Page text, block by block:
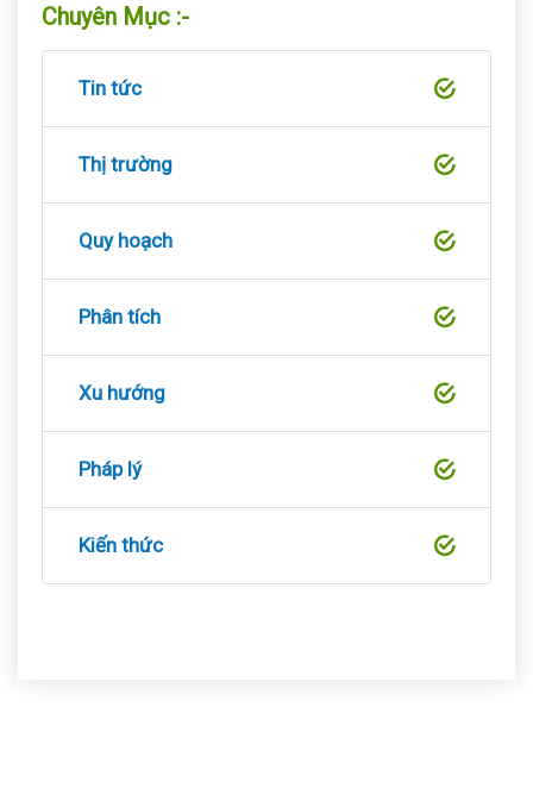
Chuyên Mục :-
Tin tức
Thị trường
Quy hoạch
Phân tích
Xu hướng
Pháp lý
Kiến thức